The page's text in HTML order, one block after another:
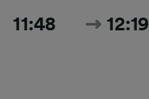
11:48 12:19